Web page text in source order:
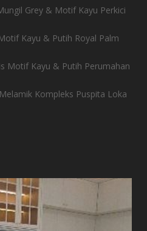
Grey & Motif Kayu Perkici
Kayu & Putih Royal Palm
Motif Kayu & Putih Perumahan
Kompleks Puspita Loka